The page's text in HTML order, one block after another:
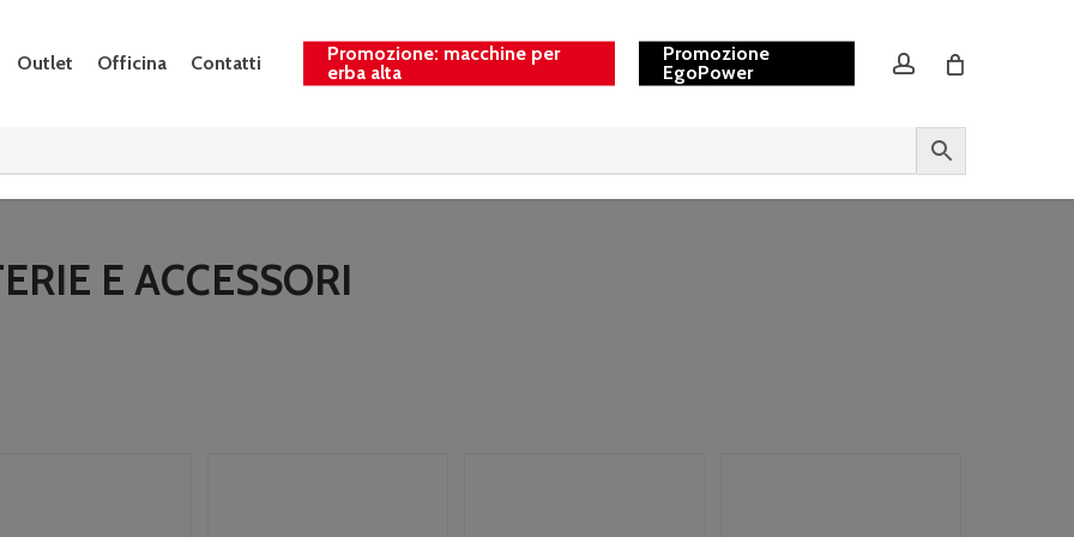
Outlet Officina Contatti
Promozione: macchine per
erba alta
Promozione
EgoPower
account
E ACCESSORI